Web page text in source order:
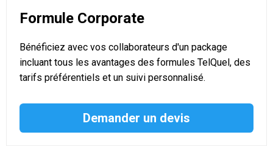
Formule Corporate
Bénéficiez avec vos collaborateurs d'un package
incluant tous les avantages des formules TelQuel, des
tarifs préférentiels et un suivi personnalisé.
Demander un devis